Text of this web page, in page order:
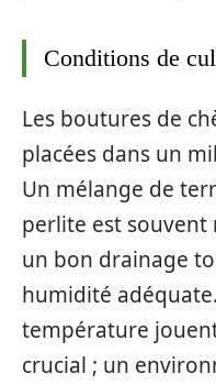
Conditions de
Les boutures de
placées dans un
Un mélange de
perlite est souvent
un bon drainage
humidité
température
crucial ; un